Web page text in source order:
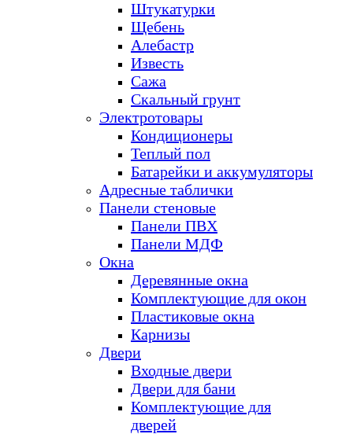
Штукатурки
Щебень
Алебастр
Известь
Сажа
Скальный грунт
Электротовары
Кондиционеры
Теплый пол
Батарейки и аккумуляторы
Адресные таблички
Панели стеновые
Панели ПВХ
Панели МДФ
Окна
Деревянные окна
Комплектующие для окон
Пластиковые окна
Карнизы
Двери
Входные двери
Двери для бани
Комплектующие для
дверей